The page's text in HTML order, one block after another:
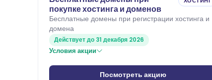
покупке хостинга и доменов
Бесплатные домены при регистрации хостинга и
домена
Действует до 31 декабря 2026
Условия акции
Посмотреть акцию